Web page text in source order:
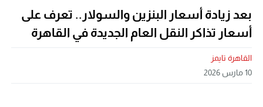
بعد زيادة أسعار البنزين والسولار.. تعرف على
أسعار تذاكر النقل العام الجديدة في القاهرة
القاهرة تايمز
10 مارس 2026